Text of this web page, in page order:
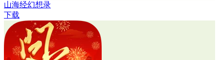
山海经幻想录
下载